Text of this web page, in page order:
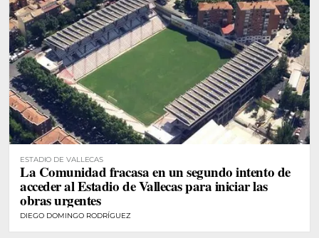
ESTADIO DE VALLECAS
La Comunidad fracasa en un segundo intento de
acceder al Estadio de Vallecas para iniciar las
obras urgentes
DIEGO DOMINGO RODRÍGUEZ